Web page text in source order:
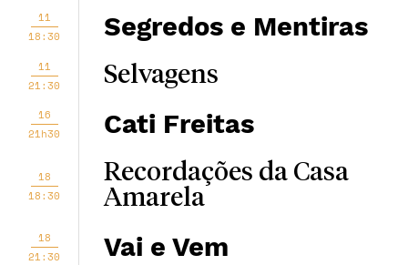
11
18:30
Segredos e Mentiras
11
21:30
Selvagens
16
21h30
Cati Freitas
18
18:30
Recordações da Casa
Amarela
18
21:30
Vai e Vem